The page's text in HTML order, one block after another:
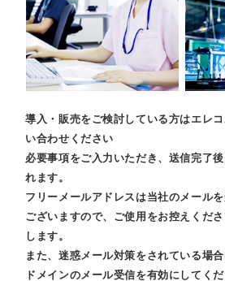
導入・販売をご検討している方はエレ
い合わせください
必要事項をご入力いただき、送信完了
れます。
フリーメールアドレスは当社のメール
ございますので、ご使用をお控えくだ
します。
また、迷惑メール対策をされている場
ドメインのメール受信を有効にしてくだ